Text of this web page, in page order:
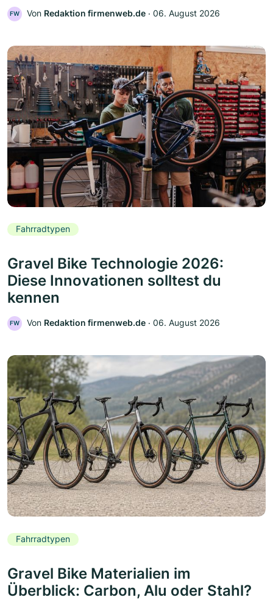
FW Von Redaktion firmenweb.de ‧ 06. August 2026
Fahrradtypen
Gravel Bike Technologie 2026:
Diese Innovationen solltest du
kennen
FW Von Redaktion firmenweb.de ‧ 06. August 2026
Fahrradtypen
Gravel Bike Materialien im
Überblick: Carbon, Alu oder Stahl?